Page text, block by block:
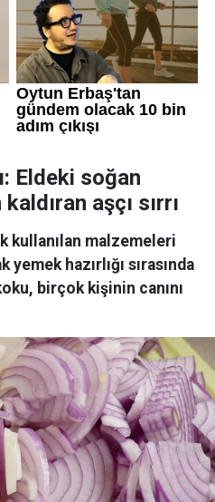
Eldeki soğan
aşçı sırrı
kullanılan malzemeleri
yemek hazırlığı sırasında
birçok kişinin canını